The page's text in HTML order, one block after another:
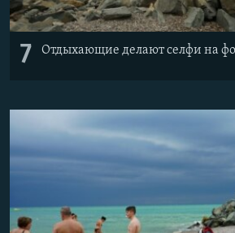
7 Отдыхающие делают селфи на